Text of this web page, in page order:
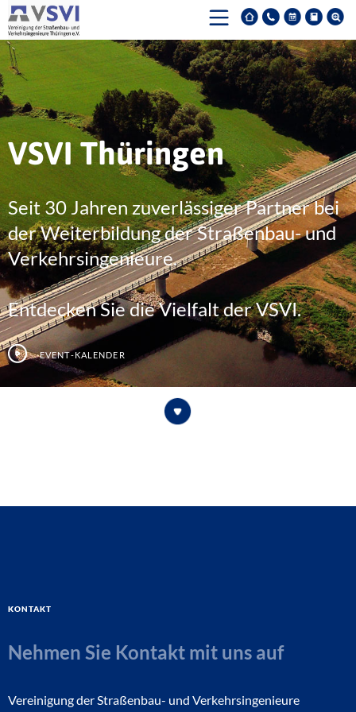
VSVI Thüringen
Seit 30 Jahren zuverlässiger Partner bei
der Weiterbildung der Straßenbau- und
Verkehrsingenieure.
Entdecken Sie die Vielfalt der VSVI.
Event-Kalender
Kontakt
Nehmen Sie Kontakt mit uns auf
Vereinigung der Straßenbau- und Verkehrsingenieure